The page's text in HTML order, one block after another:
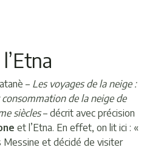
– Les voyages de la neige :
de la neige de
siècles– décrit avec précision
et l’Etna. En effet, on lit ici : «
Messine et décidé de visiter